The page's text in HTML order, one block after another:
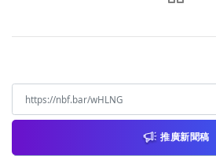
推廣新聞稿